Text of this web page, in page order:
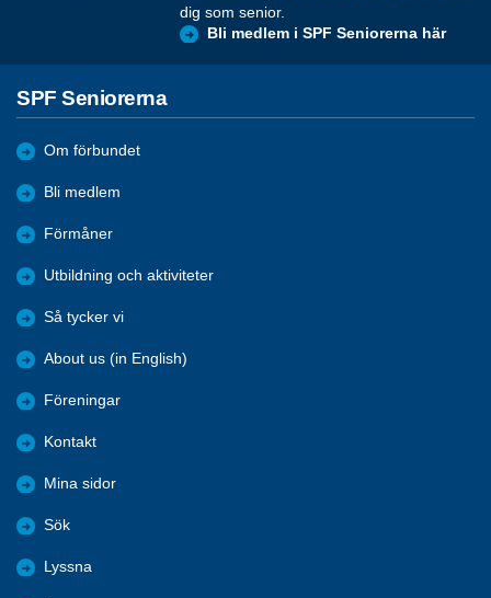
dig som senior.
Bli medlem i SPF Seniorerna här
SPF Seniorerna
Om förbundet
Bli medlem
Förmåner
Utbildning och aktiviteter
Så tycker vi
About us (in English)
Föreningar
Kontakt
Mina sidor
Sök
Lyssna